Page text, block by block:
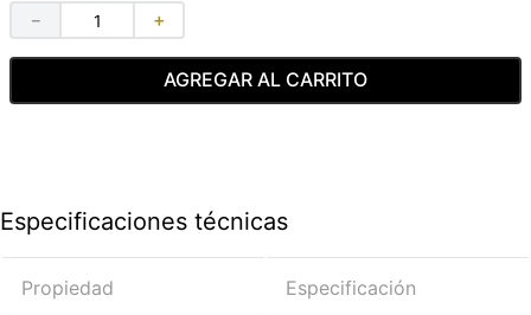
＋
－
AGREGAR AL CARRITO
Especificaciones técnicas
Propiedad Especificación